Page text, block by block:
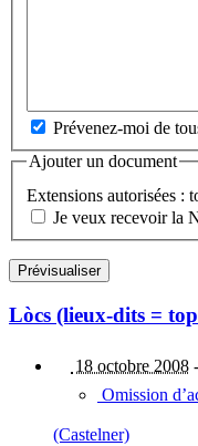
Prévenez-moi de
Ajouter un document
Extensions autorisées :
Je veux recevoir la
Lòcs (lieux-dits =
18 octobre 2008 -
Omission
(Castelner)